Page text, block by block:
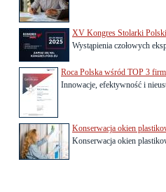
XV Kongres Stolarki
Wystąpienia czołowych
Roca Polska wśród TOP 3
Innowacje, efektywność i
Konserwacja okien
Konserwacja okien